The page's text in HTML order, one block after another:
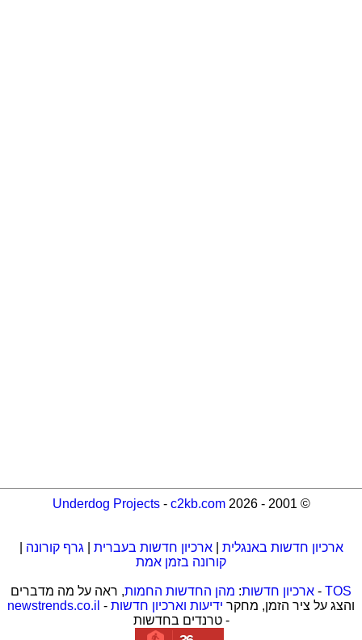
© 2001 - 2026
Underdog Projects- c2kb.com
ארכיון חדשות באנגלית |ארכיון חדשות בעברית גרף קורונה
קורונה בזמן אמת
TOS
- ארכיון חדשות: מהן החדשות החמות, ראה על מה מדברים
והצג על ציר הזמן, מחקר ידיעות וארכיון חדשות -
newstrends.co.il
- טרנדים בחדשות